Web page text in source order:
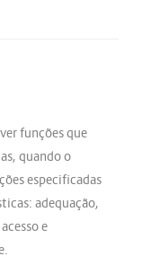
funções que
quando o
especificadas
adequação,
e